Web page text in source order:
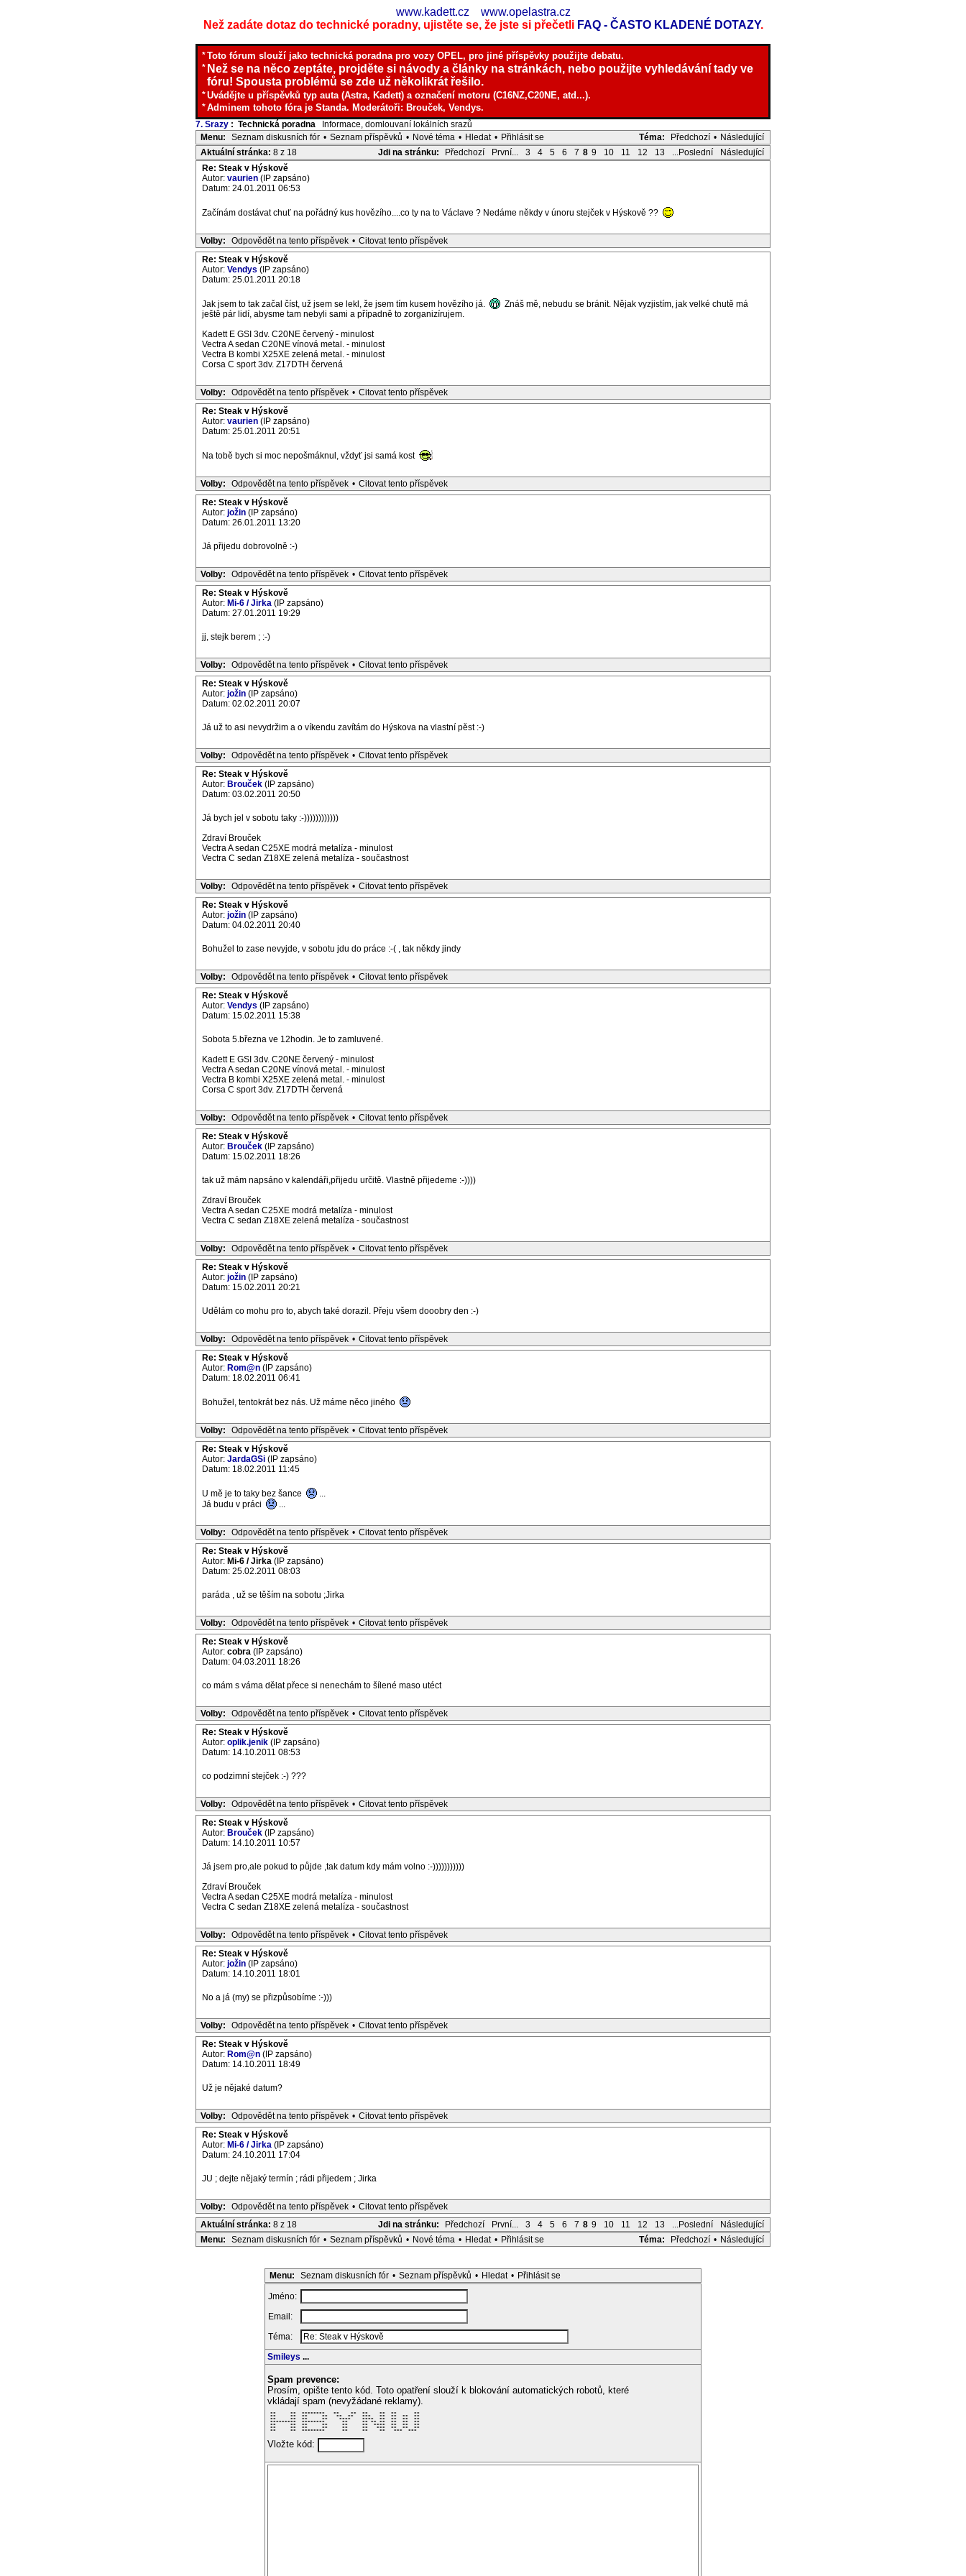
www.kadett.cz
www.opelastra.cz
Než zadáte dotaz do technické poradny, ujistěte se, že jste si přečetli FAQ - ČASTO KLADENÉ DOTAZY.
*Toto fórum slouží jako technická poradna pro vozy OPEL, pro jiné příspěvky použijte debatu.
* Než se na něco zeptáte, projděte si návody a články na stránkách, nebo použijte vyhledávání tady ve
fóru! Spousta problémů se zde už několikrát řešilo.
*Uvádějte u příspěvků typ auta (Astra, Kadett) a označení motoru (C16NZ,C20NE, atd...).
*Adminem tohoto fóra je Standa. Moderátoři: Brouček, Vendys.
7. Srazy : Technická poradna Informace, domlouvaní lokálních srazů
Téma:
Předchozí • Následující
Menu: Seznam diskusních fór • Seznam příspěvků • Nové téma • Hledat • Přihlásit se
Jdi na stránku:
Předchozí První... 3 4 5 6 7 8 9 10 11 12 13 ...Poslední Následující
Aktuální stránka: 8 z 18
Re: Steak v Hýskově
Autor: vaurien (IP zapsáno)
Datum: 24.01.2011 06:53
Začínám dostávat chuť na pořádný kus hovězího....co ty na to Václave ? Nedáme někdy v únoru stejček v Hýskově ??
Volby: Odpovědět na tento příspěvek • Citovat tento příspěvek
Re: Steak v Hýskově
Autor: Vendys (IP zapsáno)
Datum: 25.01.2011 20:18
Jak jsem to tak začal číst, už jsem se lekl, že jsem tím kusem hovězího já.
Znáš mě, nebudu se bránit. Nějak vyzjistím, jak velké chutě má
ještě pár lidí, abysme tam nebyli sami a případně to zorganizírujem.
Kadett E GSI 3dv. C20NE červený - minulost
Vectra A sedan C20NE vínová metal. - minulost
Vectra B kombi X25XE zelená metal. - minulost
Corsa C sport 3dv. Z17DTH červená
Volby: Odpovědět na tento příspěvek • Citovat tento příspěvek
Re: Steak v Hýskově
Autor: vaurien (IP zapsáno)
Datum: 25.01.2011 20:51
Na tobě bych si moc nepošmáknul, vždyť jsi samá kost
Volby: Odpovědět na tento příspěvek • Citovat tento příspěvek
Re: Steak v Hýskově
Autor: jožin (IP zapsáno)
Datum: 26.01.2011 13:20
Já přijedu dobrovolně :-)
Volby: Odpovědět na tento příspěvek • Citovat tento příspěvek
Re: Steak v Hýskově
Autor: Mi-6 / Jirka (IP zapsáno)
Datum: 27.01.2011 19:29
jj, stejk berem ; :-)
Volby: Odpovědět na tento příspěvek • Citovat tento příspěvek
Re: Steak v Hýskově
Autor: jožin (IP zapsáno)
Datum: 02.02.2011 20:07
Já už to asi nevydržim a o víkendu zavítám do Hýskova na vlastní pěst :-)
Volby: Odpovědět na tento příspěvek • Citovat tento příspěvek
Re: Steak v Hýskově
Autor: Brouček (IP zapsáno)
Datum: 03.02.2011 20:50
Já bych jel v sobotu taky :-))))))))))))
Zdraví Brouček
Vectra A sedan C25XE modrá metalíza - minulost
Vectra C sedan Z18XE zelená metalíza - součastnost
Volby: Odpovědět na tento příspěvek • Citovat tento příspěvek
Re: Steak v Hýskově
Autor: jožin (IP zapsáno)
Datum: 04.02.2011 20:40
Bohužel to zase nevyjde, v sobotu jdu do práce :-( , tak někdy jindy
Volby: Odpovědět na tento příspěvek • Citovat tento příspěvek
Re: Steak v Hýskově
Autor: Vendys (IP zapsáno)
Datum: 15.02.2011 15:38
Sobota 5.března ve 12hodin. Je to zamluvené.
Kadett E GSI 3dv. C20NE červený - minulost
Vectra A sedan C20NE vínová metal. - minulost
Vectra B kombi X25XE zelená metal. - minulost
Corsa C sport 3dv. Z17DTH červená
Volby: Odpovědět na tento příspěvek • Citovat tento příspěvek
Re: Steak v Hýskově
Autor: Brouček (IP zapsáno)
Datum: 15.02.2011 18:26
tak už mám napsáno v kalendáři,přijedu určitě. Vlastně přijedeme :-))))
Zdraví Brouček
Vectra A sedan C25XE modrá metalíza - minulost
Vectra C sedan Z18XE zelená metalíza - součastnost
Volby: Odpovědět na tento příspěvek • Citovat tento příspěvek
Re: Steak v Hýskově
Autor: jožin (IP zapsáno)
Datum: 15.02.2011 20:21
Udělám co mohu pro to, abych také dorazil. Přeju všem dooobry den :-)
Volby: Odpovědět na tento příspěvek • Citovat tento příspěvek
Re: Steak v Hýskově
Autor: Rom@n (IP zapsáno)
Datum: 18.02.2011 06:41
Bohužel, tentokrát bez nás. Už máme něco jiného
Volby: Odpovědět na tento příspěvek • Citovat tento příspěvek
Re: Steak v Hýskově
Autor: JardaGSi (IP zapsáno)
Datum: 18.02.2011 11:45
U mě je to taky bez šance
...
Já budu v práci
...
Volby: Odpovědět na tento příspěvek • Citovat tento příspěvek
Re: Steak v Hýskově
Autor: Mi-6 / Jirka (IP zapsáno)
Datum: 25.02.2011 08:03
paráda , už se těším na sobotu ;Jirka
Volby: Odpovědět na tento příspěvek • Citovat tento příspěvek
Re: Steak v Hýskově
Autor: cobra (IP zapsáno)
Datum: 04.03.2011 18:26
co mám s váma dělat přece si nenechám to šílené maso utéct
Volby: Odpovědět na tento příspěvek • Citovat tento příspěvek
Re: Steak v Hýskově
Autor: oplik.jenik (IP zapsáno)
Datum: 14.10.2011 08:53
co podzimní stejček :-) ???
Volby: Odpovědět na tento příspěvek • Citovat tento příspěvek
Re: Steak v Hýskově
Autor: Brouček (IP zapsáno)
Datum: 14.10.2011 10:57
Já jsem pro,ale pokud to půjde ,tak datum kdy mám volno :-)))))))))))
Zdraví Brouček
Vectra A sedan C25XE modrá metalíza - minulost
Vectra C sedan Z18XE zelená metalíza - součastnost
Volby: Odpovědět na tento příspěvek • Citovat tento příspěvek
Re: Steak v Hýskově
Autor: jožin (IP zapsáno)
Datum: 14.10.2011 18:01
No a já (my) se přizpůsobíme :-)))
Volby: Odpovědět na tento příspěvek • Citovat tento příspěvek
Re: Steak v Hýskově
Autor: Rom@n (IP zapsáno)
Datum: 14.10.2011 18:49
Už je nějaké datum?
Volby: Odpovědět na tento příspěvek • Citovat tento příspěvek
Re: Steak v Hýskově
Autor: Mi-6 / Jirka (IP zapsáno)
Datum: 24.10.2011 17:04
JU ; dejte nějaký termín ; rádi přijedem ; Jirka
Volby: Odpovědět na tento příspěvek • Citovat tento příspěvek
Jdi na stránku:
Předchozí První... 3 4 5 6 7 8 9 10 11 12 13 ...Poslední Následující
Aktuální stránka: 8 z 18
Téma:
Předchozí • Následující
Menu: Seznam diskusních fór • Seznam příspěvků • Nové téma • Hledat • Přihlásit se
Menu: Seznam diskusních fór • Seznam příspěvků • Hledat • Přihlásit se
Jméno:
Email:
Téma:
Smileys ...
Spam prevence:
Prosím, opište tento kód. Toto opatření slouží k blokování automatických robotů, které
vkládají spam (nevyžádané reklamy).
**     **  ********   **    **  **    **  **      **
**     **  **     **   **  **   ***   **  **  **  **
**     **  **     **    ****    ****  **  **  **  **
*********  ********      **     ** ** **  **  **  **
**     **  **     **     **     **  ****  **  **  **
**     **  **     **     **     **   ***  **  **  **
**     **  ********      **     **    **   ***  ***
Vložte kód: